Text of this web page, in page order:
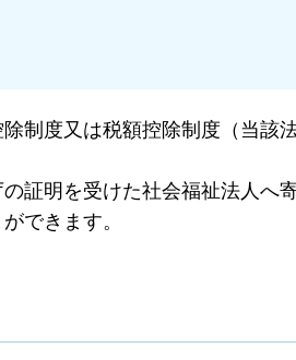
制度又は税額控除制度（当該
証明を受けた社会福祉法人へ
できます。